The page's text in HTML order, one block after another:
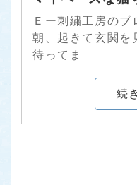
Ｅー刺繍工房の
朝、起きて玄関を
待ってま
続